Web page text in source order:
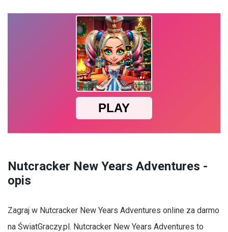
Nutcracker New Years Adventures -
opis
Zagraj w Nutcracker New Years Adventures online za darmo
na ŚwiatGraczy.pl. Nutcracker New Years Adventures to